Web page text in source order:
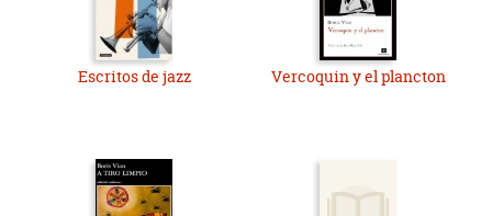
novela lo necesitaréis intacto.
Escritos de jazz Vercoquin y el plancton